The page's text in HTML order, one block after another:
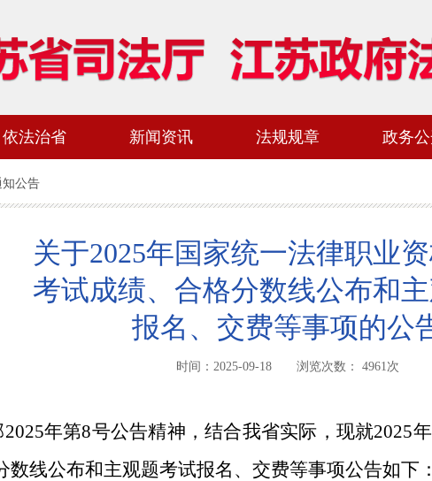
依法治省 新闻资讯 法规规章 政务
知公告
关于2025年国家统一法律职业
考试成绩、合格分数线公布和
报名、交费等事项的公
时间：2025-09-18 浏览次数： 4961次
年第8号公告精神，结合我省实际，现就2025
数线公布和主观题考试报名、交费等事项公告如下：